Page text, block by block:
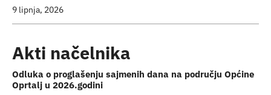
9 lipnja, 2026
Akti načelnika
Odluka o proglašenju sajmenih dana na području Općine
Oprtalj u 2026.godini